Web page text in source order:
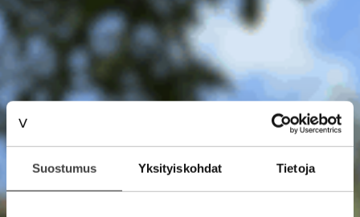
Suostumus Yksityiskohdat Tietoja